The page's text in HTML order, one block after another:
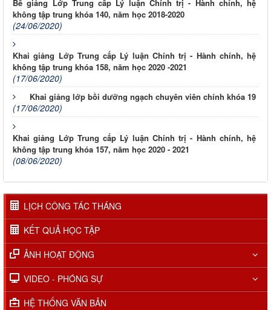
Bế giảng Lớp Trung cấp Lý luận Chính trị - Hành chính, hệ
không tập trung khóa 140, năm học 2018-2020
(24/06/2020)
Khai giảng Lớp Trung cấp Lý luận Chính trị - Hành chính, hệ
không tập trung khóa 158, năm học 2020 -2021
(17/06/2020)
Khai giảng lớp bồi dưỡng ngạch chuyên viên chính khóa 19
(17/06/2020)
Khai giảng Lớp Trung cấp Lý luận Chính trị - Hành chính, hệ
không tập trung khóa 157, năm học 2020 - 2021
(08/06/2020)
LỊCH CÔNG TÁC THÁNG
KẾT QUẢ HỌC TẬP
ẢNH HOẠT ĐỘNG
VIDEO - PHÓNG SỰ
HỆ THỐNG VĂN BẢN